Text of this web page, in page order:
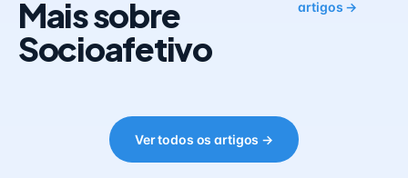
Mais sobre
Socioafetivo
artigos →
Ver todos os artigos →